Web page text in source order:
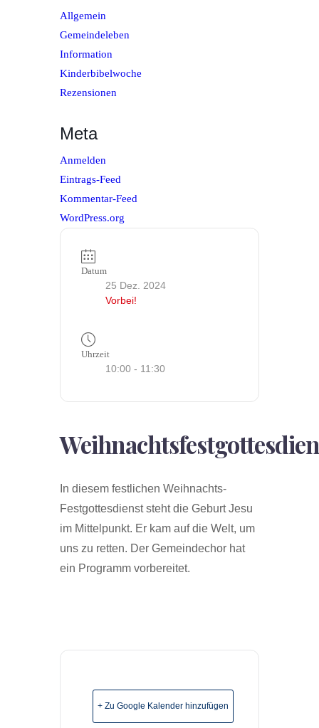
Allgemein
Gemeindeleben
Information
Kinderbibelwoche
Rezensionen
Meta
Anmelden
Eintrags-Feed
Kommentar-Feed
WordPress.org
Datum
25 Dez. 2024
Vorbei!
Uhrzeit
10:00 - 11:30
In diesem festlichen Weihnachts-
Festgottesdienst steht die Geburt Jesu
im Mittelpunkt. Er kam auf die Welt, um
uns zu retten. Der Gemeindechor hat
ein Programm vorbereitet.
+ Zu Google Kalender hinzufügen